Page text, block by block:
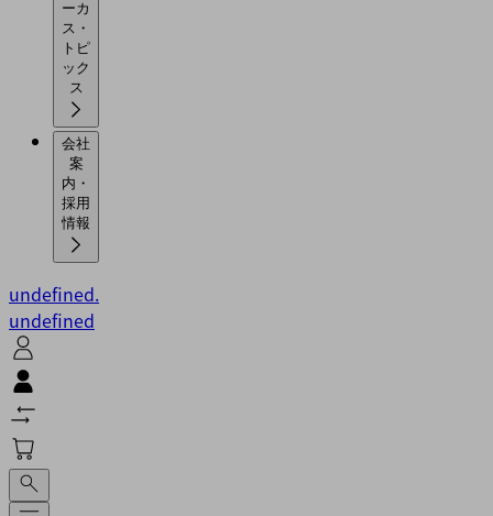
ーカ
ス・
トピ
ック
会社
案
内・
採用
情報
undefined.
undefined